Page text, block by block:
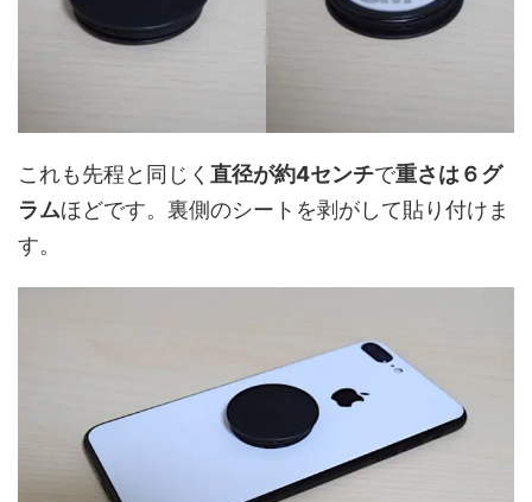
これも先程と同じく 直径が約4センチで重さは６グ
ラムほどです。裏側のシートを剥がして貼り付けま
す。